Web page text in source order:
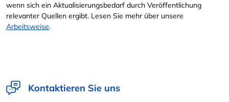
wenn sich ein Aktualisierungsbedarf durch Veröffentlichung
relevanter Quellen ergibt. Lesen Sie mehr über unsere
Arbeitsweise.
Kontaktieren Sie uns